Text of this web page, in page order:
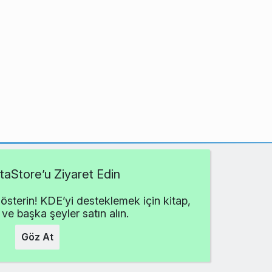
Ziyaret Edin
KDE’yi desteklemek için kitap,
başka şeyler satın alın.
Göz At